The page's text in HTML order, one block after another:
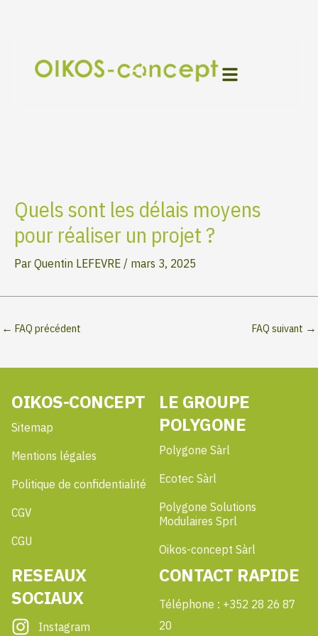
Quels sont les délais moyens
pour réaliser un projet ?
ParQuentin LEFEVRE/ mars 3, 2025
← FAQ précédent FAQ suivant →
OIKOS-CONCEPT
Sitemap
Mentions légales
Politique de confidentialité
CGV
CGU
LE GROUPE
POLYGONE
Polygone Sàrl
Ecotec Sàrl
Polygone Solutions
Modulaires Sprl
Oikos-concept Sàrl
RESEAUX
SOCIAUX
Instagram
CONTACT RAPIDE
Téléphone : +352 28 26 87
20